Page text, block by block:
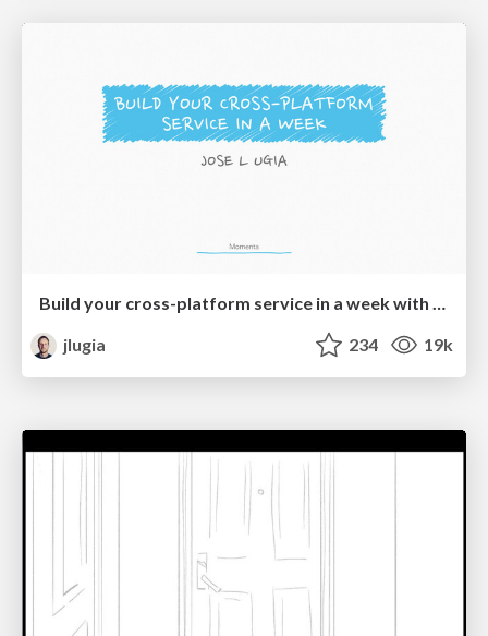
Build your cross-platform service in a week with App Engine
jlugia
234 19k